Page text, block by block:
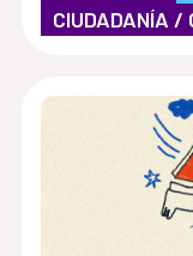
CIUDADANÍA /